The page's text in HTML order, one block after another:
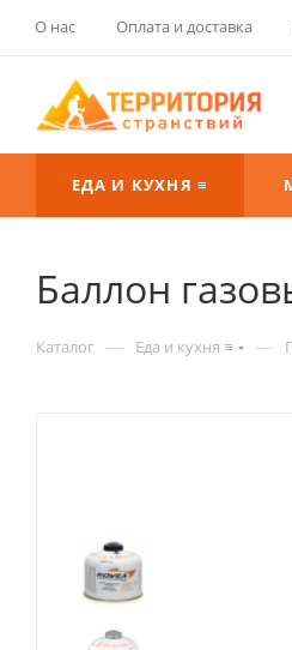
О нас Оплата и доставка
ЕДА И КУХНЯ ≡
Баллон
Каталог — Еда и кухня ≡ —